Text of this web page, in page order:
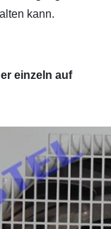
kann.
einzeln auf